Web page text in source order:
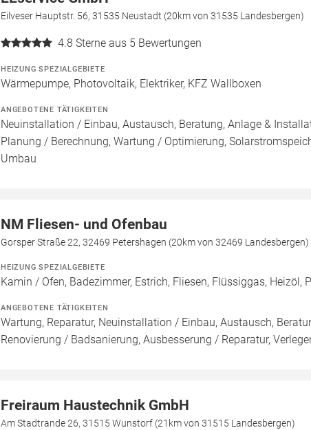
Eilveser Hauptstr. 56, 31535 Neustadt (20km von 31535 Landesbergen)
4.8 Sterne aus 5 Bewertungen
HEIZUNG SPEZIALGEBIETE
Wärmepumpe, Photovoltaik, Elektriker, KFZ Wallboxen
ANGEBOTENE TÄTIGKEITEN
Neuinstallation / Einbau, Austausch, Beratung, Anlage &
Planung / Berechnung, Wartung / Optimierung,
Umbau
NM Fliesen- und Ofenbau
Gorsper Straße 22, 32469 Petershagen (20km von 32469 Landesbergen)
HEIZUNG SPEZIALGEBIETE
Kamin / Ofen, Badezimmer, Estrich, Fliesen, Flüssiggas, Heizöl,
ANGEBOTENE TÄTIGKEITEN
Wartung, Reparatur, Neuinstallation / Einbau, Austausch,
Renovierung / Badsanierung, Ausbesserung / Reparatur,
Freiraum Haustechnik GmbH
Am Stadtrande 26, 31515 Wunstorf (21km von 31515 Landesbergen)